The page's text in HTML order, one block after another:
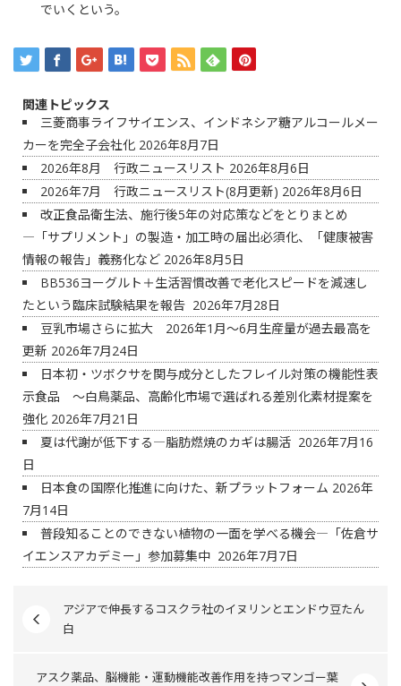
でいくという。
関連トピックス
三菱商事ライフサイエンス、インドネシア糖アルコールメー
カーを完全子会社化 2026年8月7日
2026年8月 行政ニュースリスト 2026年8月6日
2026年7月 行政ニュースリスト(8月更新) 2026年8月6日
改正食品衛生法、施行後5年の対応策などをとりまとめ
―「サプリメント」の製造・加工時の届出必須化、「健康被害
情報の報告」義務化など 2026年8月5日
BB536ヨーグルト＋生活習慣改善で老化スピードを減速し
たという臨床試験結果を報告 2026年7月28日
豆乳市場さらに拡大 2026年1月～6月生産量が過去最高を
更新 2026年7月24日
日本初・ツボクサを関与成分としたフレイル対策の機能性表
示食品 ～白鳥薬品、高齢化市場で選ばれる差別化素材提案を
強化 2026年7月21日
夏は代謝が低下する―脂肪燃焼のカギは腸活 2026年7月16
日
日本食の国際化推進に向けた、新プラットフォーム 2026年
7月14日
普段知ることのできない植物の一面を学べる機会―「佐倉サ
イエンスアカデミー」参加募集中 2026年7月7日
アジアで伸長するコスクラ社のイヌリンとエンドウ豆たん
白
アスク薬品、脳機能・運動機能改善作用を持つマンゴー葉